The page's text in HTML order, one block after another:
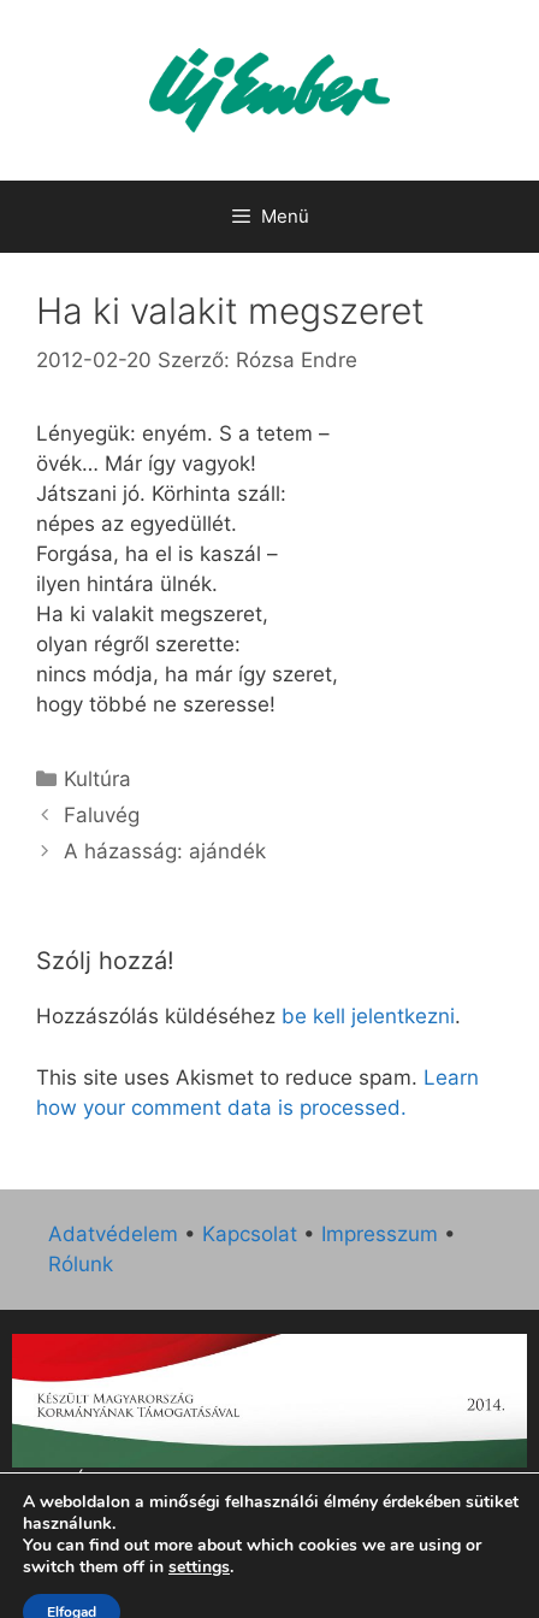
Menü
Ha ki valakit megszeret
2012-02-20 Szerző: Rózsa Endre
Lényegük: enyém. S a tetem –
övék… Már így vagyok!
Játszani jó. Körhinta száll:
népes az egyedüllét.
Forgása, ha el is kaszál –
ilyen hintára ülnék.
Ha ki valakit megszeret,
olyan régről szerette:
nincs módja, ha már így szeret,
hogy többé ne szeresse!
Kategória
Kultúra
Faluvég
A házasság: ajándék
Szólj hozzá!
Hozzászólás küldéséhez be kell jelentkezni.
This site uses Akismet to reduce spam. Learn
how your comment data is processed.
Adatvédelem • Kapcsolat • Impresszum •
Rólunk
„Az Új Ember katolikus hetilap 2014. évi működésének
támogatását az EGYH-KCP-14-P-0121 sz. támogatási
szerződés keretében 3 000 000 Ft összegben támogatta az
Emberi Erőforrások Minisztériuma.”
© 2026 Magyar Kurír - Új Ember
A weboldalon a minőségi felhasználói élmény érdekében sütiket
használunk.
You can find out more about which cookies we are using or
switch them off in settings.
Elfogad